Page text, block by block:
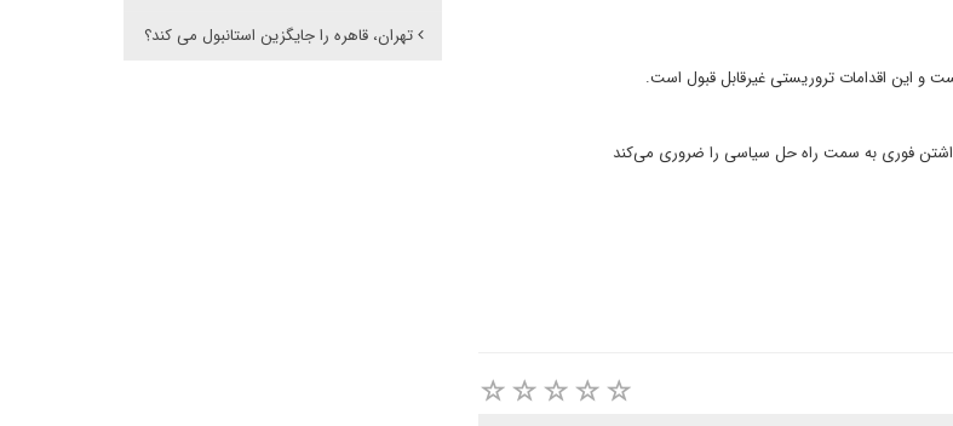
و این اقدامات تروریستی غیرقابل قبول است.
فوری به سمت راه حل سیاسی را ضروری می‌کند
تهران، قاهره را جایگزین استانبول می کند؟